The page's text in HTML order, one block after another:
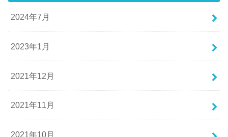
2024年7月
2023年1月
2021年12月
2021年11月
2021年10月